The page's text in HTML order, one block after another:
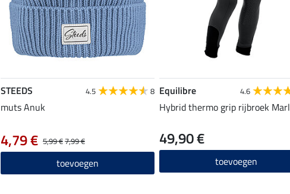
STEEDS 4.5 8
muts Anuk
5,99 €7,99 €
4,79 €
toevoegen
Equilibre 4.6
Hybrid thermo grip rijbroek
49,90 €
toevoegen